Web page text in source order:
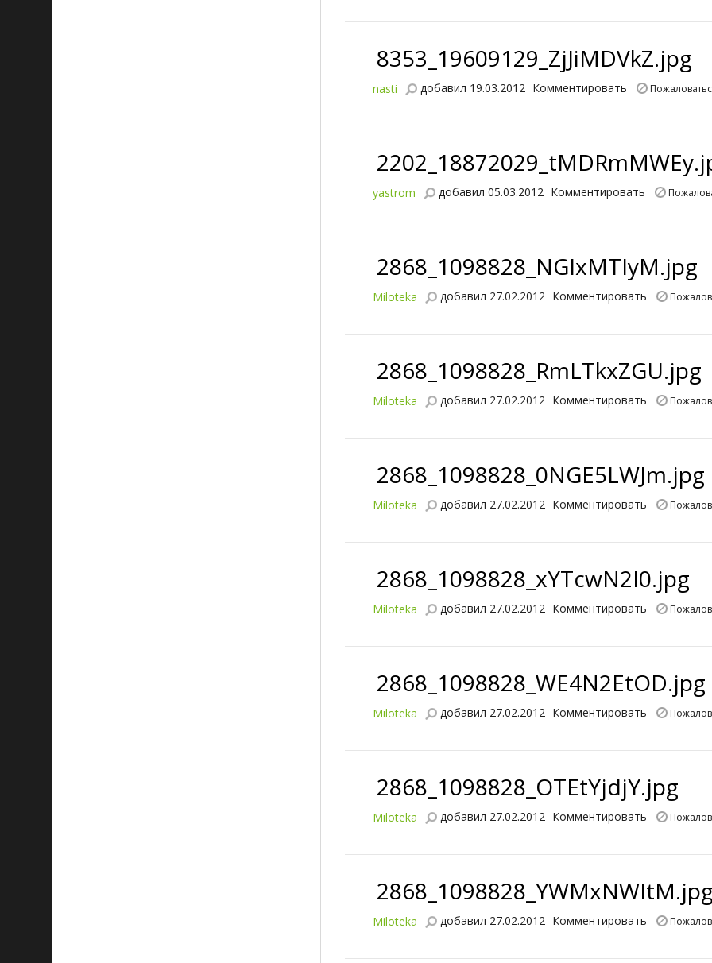
8353_19609129_ZjJiMDVkZ.jpg
nasti добавил 19.03.2012 Комментировать
yastrom добавил 05.03.2012 Комментировать
2868_1098828_NGIxMTIyM.jpg
Miloteka добавил 27.02.2012 Комментировать
2868_1098828_RmLTkxZGU.jpg
Miloteka добавил 27.02.2012 Комментировать
2868_1098828_0NGE5LWJm.jpg
Miloteka добавил 27.02.2012 Комментировать
2868_1098828_xYTcwN2I0.jpg
Miloteka добавил 27.02.2012 Комментировать
2868_1098828_WE4N2EtOD.jpg
Miloteka добавил 27.02.2012 Комментировать
2868_1098828_OTEtYjdjY.jpg
Miloteka добавил 27.02.2012 Комментировать
2868_1098828_YWMxNWItM.jpg
Miloteka добавил 27.02.2012 Комментировать